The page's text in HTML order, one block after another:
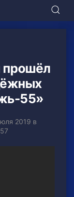
прошёл
55»
2019 в